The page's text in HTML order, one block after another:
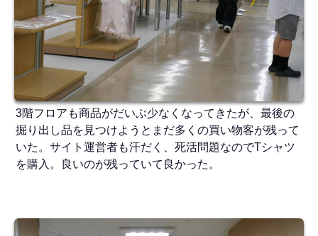
3階フロアも商品がだいぶ少なくなってきたが、最後の
掘り出し品を見つけようとまだ多くの買い物客が残って
いた。サイト運営者も汗だく、死活問題なのでTシャツ
を購入。良いのが残っていて良かった。